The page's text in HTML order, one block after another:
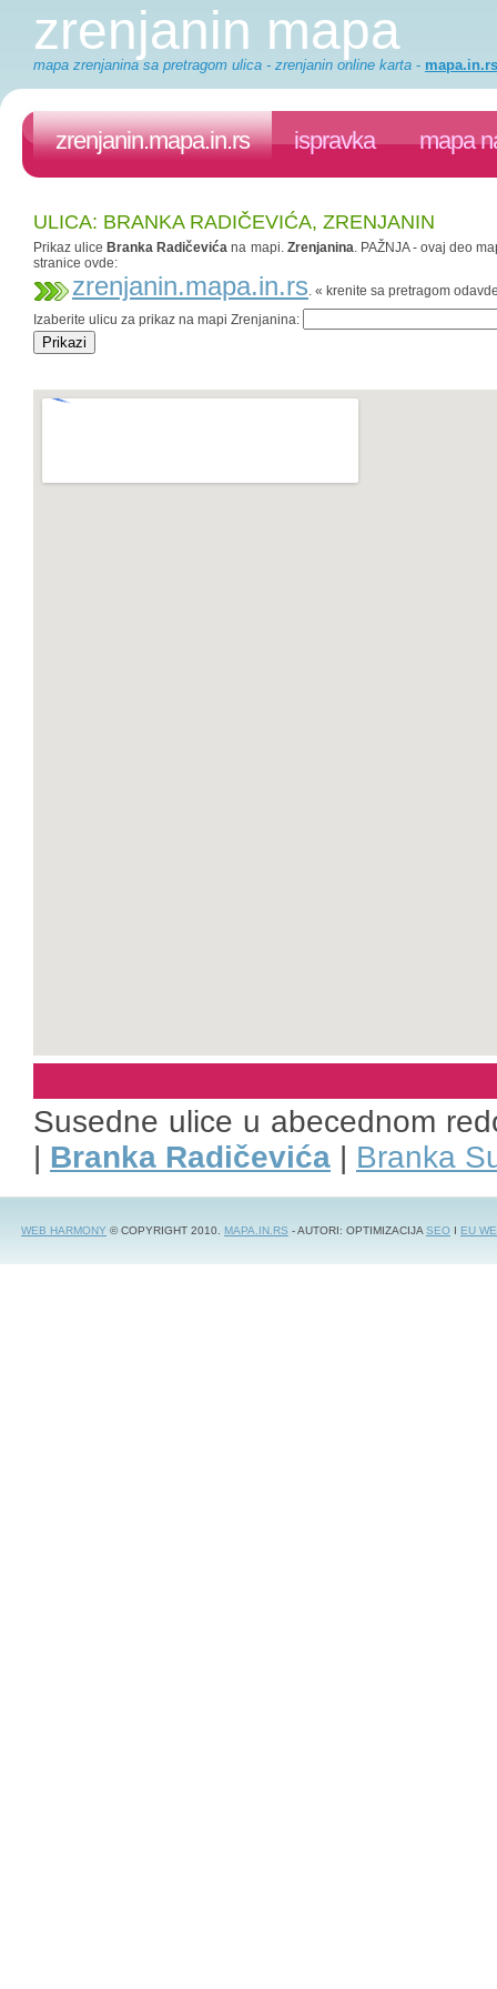
zrenjanin mapa
mapa zrenjanina sa pretragom ulica - zrenjanin online karta - mapa.in.rs
zrenjanin.mapa.in.rs ispravka mapa
ULICA: BRANKA RADIČEVIĆA, ZRENJANIN
Prikaz ulice Branka Radičevića na mapi. Zrenjanina. PAŽNJA - ovaj deo
stranice ovde:
zrenjanin.mapa.in.rs. « krenite sa pretragom
Izaberite ulicu za prikaz na mapi Zrenjanina:
Susedne ulice u abecednom
| Branka Radičevića | Branka
WEB HARMONY © COPYRIGHT 2010. MAPA.IN.RS - AUTORI: OPTIMIZACIJASEO I EU